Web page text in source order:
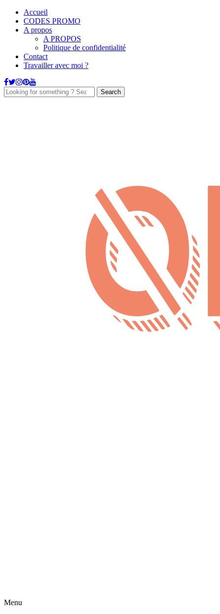
Accueil
CODES PROMO
A propos
A PROPOS
Politique de confidentialité
Contact
Travailler avec moi ?
Menu